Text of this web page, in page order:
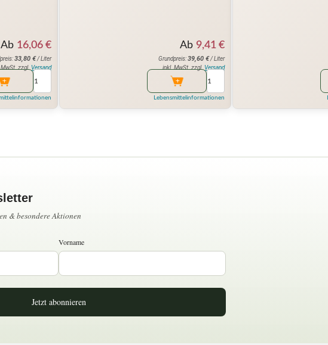
Ab 16,06 €
33,80 €/ Liter
zzgl. Versand
Ab 9,41 €
Grundpreis:39,60 €/ Liter
inkl. MwSt. zzgl. Versand
Lebensmittelinformationen
& besondere Aktionen
Vorname
Jetzt abonnieren